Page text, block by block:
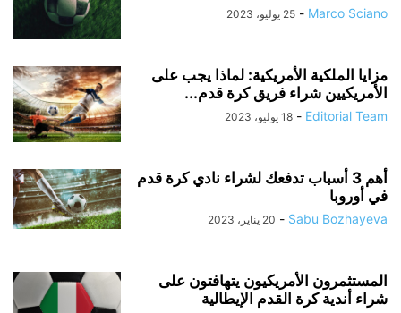
Marco Sciano
- 25 يوليو، 2023
مزايا الملكية الأمريكية: لماذا يجب على
الأمريكيين شراء فريق كرة قدم...
Editorial Team
- 18 يوليو، 2023
أهم 3 أسباب تدفعك لشراء نادي كرة قدم
في أوروبا
Sabu Bozhayeva
- 20 يناير، 2023
المستثمرون الأمريكيون يتهافتون على
شراء أندية كرة القدم الإيطالية